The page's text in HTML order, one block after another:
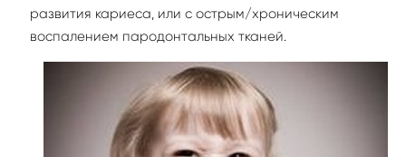
развития кариеса, или с острым/хроническим
воспалением пародонтальных тканей.